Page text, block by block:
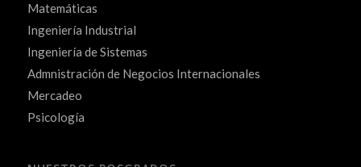
Matemáticas
Ingeniería Industrial
Ingeniería de Sistemas
Admnistración de Negocios Internacionales
Mercadeo
Psicología